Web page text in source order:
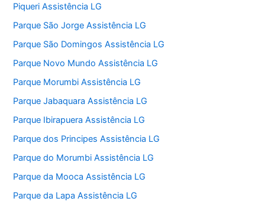
Piqueri Assistência LG
Parque São Jorge Assistência LG
Parque São Domingos Assistência LG
Parque Novo Mundo Assistência LG
Parque Morumbi Assistência LG
Parque Jabaquara Assistência LG
Parque Ibirapuera Assistência LG
Parque dos Principes Assistência LG
Parque do Morumbi Assistência LG
Parque da Mooca Assistência LG
Parque da Lapa Assistência LG